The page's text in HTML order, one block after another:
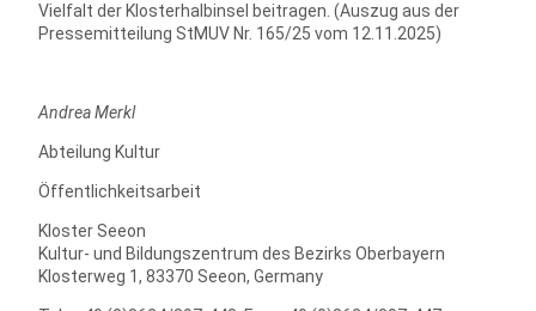
Vielfalt der Klosterhalbinsel beitragen. (Auszug aus der
Pressemitteilung StMUV Nr. 165/25 vom 12.11.2025)
Andrea Merkl
Abteilung Kultur
Öffentlichkeitsarbeit
Kloster Seeon
Kultur- und Bildungszentrum des Bezirks Oberbayern
Klosterweg 1, 83370 Seeon, Germany